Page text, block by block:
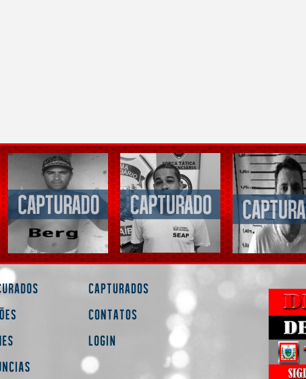
Capturados
Contatos
Login